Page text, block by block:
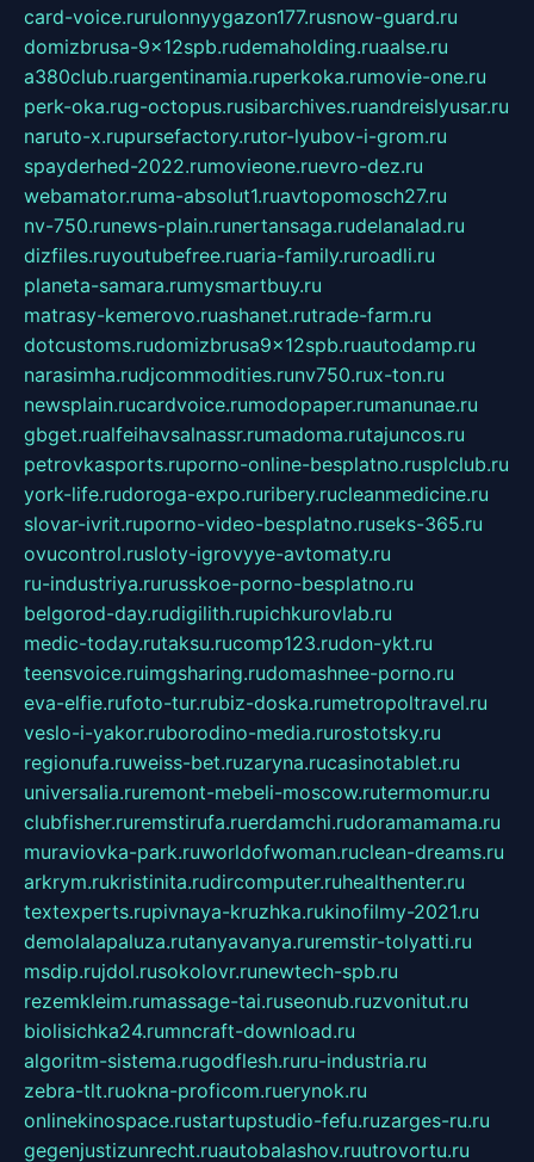
card-voice.rurulonnyygazon177.rusnow-guard.ru
domizbrusa-9x12spb.rudemaholding.ruaalse.ru
a380club.ruargentinamia.ruperkoka.rumovie-one.ru
perk-oka.rug-octopus.rusibarchives.ruandreislyusar.ru
naruto-x.rupursefactory.rutor-lyubov-i-grom.ru
spayderhed-2022.rumovieone.ruevro-dez.ru
webamator.ruma-absolut1.ruavtopomosch27.ru
nv-750.runews-plain.runertansaga.rudelanalad.ru
dizfiles.ruyoutubefree.ruaria-family.ruroadli.ru
planeta-samara.rumysmartbuy.ru
matrasy-kemerovo.ruashanet.rutrade-farm.ru
dotcustoms.rudomizbrusa9x12spb.ruautodamp.ru
narasimha.rudjcommodities.runv750.rux-ton.ru
newsplain.rucardvoice.rumodopaper.rumanunae.ru
gbget.rualfeihavsalnassr.rumadoma.rutajuncos.ru
petrovkasports.ruporno-online-besplatno.rusplclub.ru
york-life.rudoroga-expo.ruribery.rucleanmedicine.ru
slovar-ivrit.ruporno-video-besplatno.ruseks-365.ru
ovucontrol.rusloty-igrovyye-avtomaty.ru
ru-industriya.rurusskoe-porno-besplatno.ru
belgorod-day.rudigilith.rupichkurovlab.ru
medic-today.rutaksu.rucomp123.rudon-ykt.ru
teensvoice.ruimgsharing.rudomashnee-porno.ru
eva-elfie.rufoto-tur.rubiz-doska.rumetropoltravel.ru
veslo-i-yakor.ruborodino-media.rurostotsky.ru
regionufa.ruweiss-bet.ruzaryna.rucasinotablet.ru
universalia.ruremont-mebeli-moscow.rutermomur.ru
clubfisher.ruremstirufa.ruerdamchi.rudoramamama.ru
muraviovka-park.ruworldofwoman.ruclean-dreams.ru
arkrym.rukristinita.rudircomputer.ruhealthenter.ru
textexperts.rupivnaya-kruzhka.rukinofilmy-2021.ru
demolalapaluza.rutanyavanya.ruremstir-tolyatti.ru
msdip.rujdol.rusokolovr.runewtech-spb.ru
rezemkleim.rumassage-tai.ruseonub.ruzvonitut.ru
biolisichka24.rumncraft-download.ru
algoritm-sistema.rugodflesh.ruru-industria.ru
zebra-tlt.ruokna-proficom.ruerynok.ru
onlinekinospace.rustartupstudio-fefu.ruzarges-ru.ru
gegenjustizunrecht.ruautobalashov.ruutrovortu.ru